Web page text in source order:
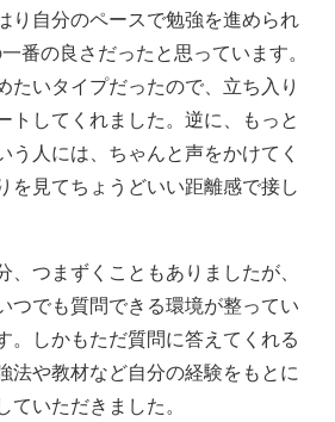
り自分のペースで勉強を進められ
番の良さだったと思っています。
たいタイプだったので、立ち入り
トしてくれました。逆に、もっと
う人には、ちゃんと声をかけてく
を見てちょうどいい距離感で接し
つまずくこともありましたが、
つでも質問できる環境が整ってい
。しかもただ質問に答えてくれる
法や教材など自分の経験をもとに
いただきました。